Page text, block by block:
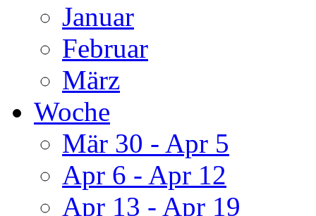
Januar
Februar
März
Woche
Mär 30 - Apr 5
Apr 6 - Apr 12
Apr 13 - Apr 19